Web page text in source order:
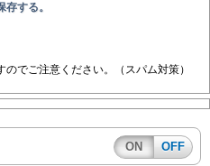
する。
でご注意ください。（スパム対策）
ON OFF